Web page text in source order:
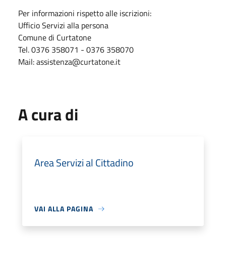
Per informazioni rispetto alle iscrizioni:
Ufficio Servizi alla persona
Comune di Curtatone
Tel. 0376 358071 - 0376 358070
Mail: assistenza@curtatone.it
A cura di
Area Servizi al Cittadino
VAI ALLA PAGINA